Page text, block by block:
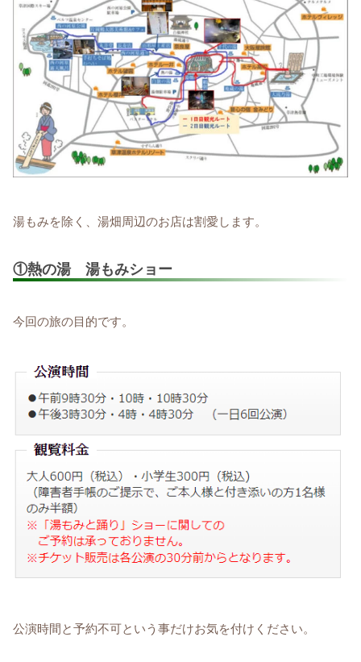
湯もみを除く、湯畑周辺のお店は割愛します。
①熱の湯 湯もみショー
今回の旅の目的です。
公演時間と予約不可という事だけお気を付けください。